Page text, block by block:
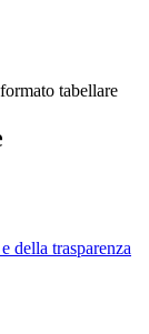
tabellare
della trasparenza